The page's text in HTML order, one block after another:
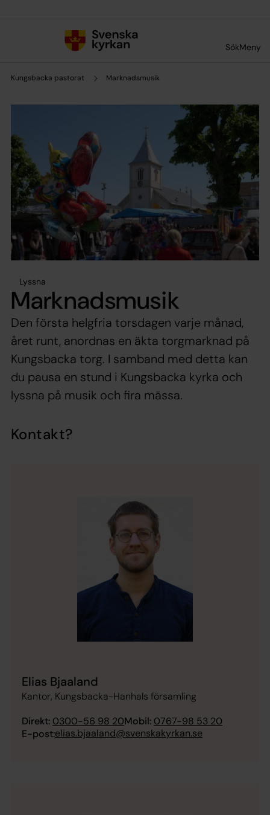
SökMeny
Kungsbacka pastorat Marknadsmusik
Lyssna
Marknadsmusik
Den första helgfria torsdagen varje månad,
året runt, anordnas en äkta torgmarknad på
Kungsbacka torg. I samband med detta kan
du pausa en stund i Kungsbacka kyrka och
lyssna på musik och fira mässa.
Kontakt?
Elias Bjaaland
Kantor, Kungsbacka-Hanhals församling
Direkt: 0300-56 98 20Mobil: 0767-98 53 20
E-post:elias.bjaaland@svenskakyrkan.se